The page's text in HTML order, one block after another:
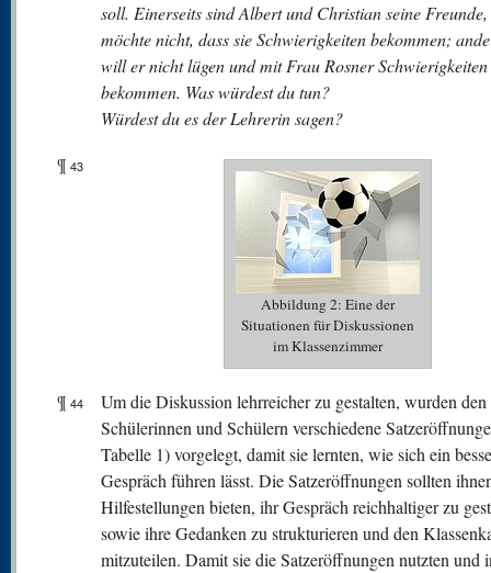
soll. Einerseits sind Albert und Christian seine
möchte nicht, dass sie Schwierigkeiten bekommen;
will er nicht lügen und mit Frau Rosner Schwierigkeiten
bekommen. Was würdest du tun?
Würdest du es der Lehrerin sagen?
¶ 43
Abbildung 2: Eine der
Situationen für Diskussionen
im Klassenzimmer
¶ 44
Um die Diskussion lehrreicher zu gestalten, wurden den
Schülerinnen und Schülern verschiedene
Tabelle 1) vorgelegt, damit sie lernten, wie sich ein
Gespräch führen lässt. Die Satzeröffnungen sollten
Hilfestellungen bieten, ihr Gespräch reichhaltiger zu
sowie ihre Gedanken zu strukturieren und den
mitzuteilen. Damit sie die Satzeröffnungen nutzten und